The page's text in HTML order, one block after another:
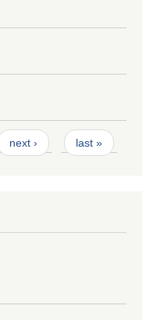
next › last »